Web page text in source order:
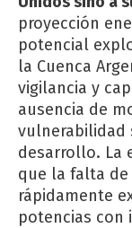
proyección
potencial
la Cuenca
vigilancia y
ausencia de
vulnerabilidad
desarrollo. La
que la falta
rápidamente
potencias con